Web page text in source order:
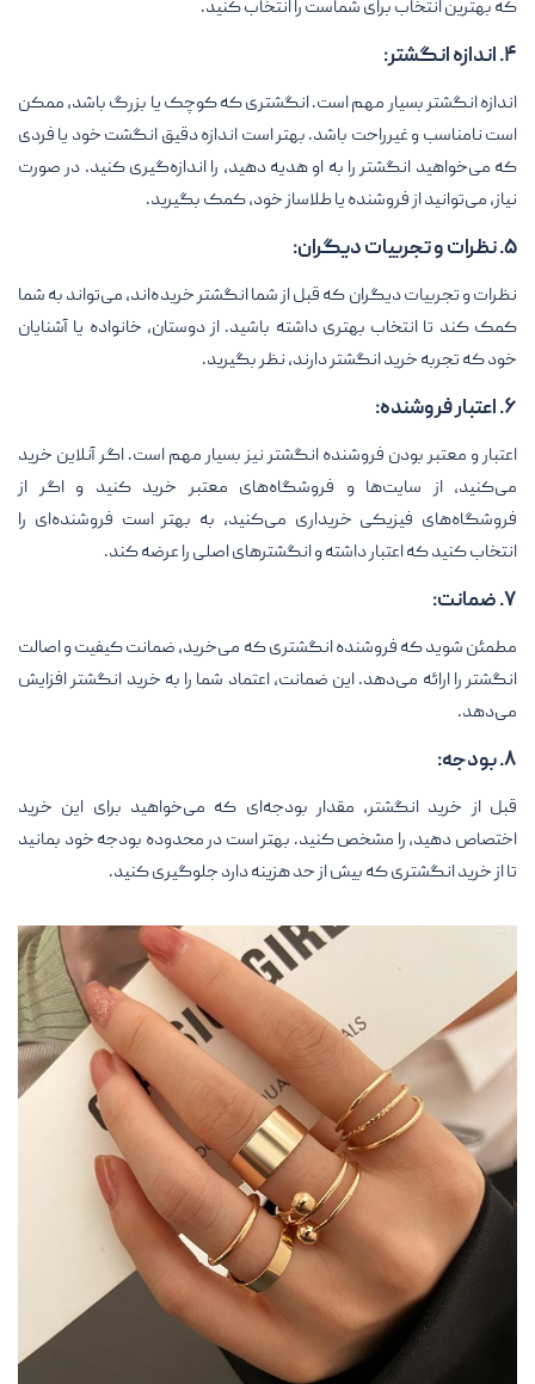
که بهترین انتخاب برای شماست را انتخاب کنید.
۴. اندازه انگشتر:
اندازه انگشتر بسیار مهم است. انگشتری که کوچک یا بزرگ باشد، ممکن
است نامناسب و غیرراحت باشد. بهتر است اندازه دقیق انگشت خود یا فردی
که می‌خواهید انگشتر را به او هدیه دهید، را اندازه‌گیری کنید. در صورت
نیاز، می‌توانید از فروشنده یا طلا‌ساز خود، کمک بگیرید.
۵. نظرات و تجربیات دیگران:
نظرات و تجربیات دیگران که قبل از شما انگشتر خریده‌اند، می‌تواند به شما
کمک کند تا انتخاب بهتری داشته باشید. از دوستان، خانواده یا آشنایان
خود که تجربه خرید انگشتر دارند، نظر بگیرید.
۶. اعتبار فروشنده:
اعتبار و معتبر بودن فروشنده انگشتر نیز بسیار مهم است. اگر آنلاین خرید
می‌کنید، از سایت‌ها و فروشگاه‌های معتبر خرید کنید و اگر از
فروشگاه‌های فیزیکی خریداری می‌کنید، به بهتر است فروشنده‌ای را
انتخاب کنید که اعتبار داشته و انگشترهای اصلی را عرضه کند.
۷. ضمانت:
مطمئن شوید که فروشنده انگشتری که می‌خرید، ضمانت کیفیت و اصالت
انگشتر را ارائه می‌دهد. این ضمانت، اعتماد شما را به خرید انگشتر افزایش
می‌دهد.
۸. بودجه:
قبل از خرید انگشتر، مقدار بودجه‌ای که می‌خواهید برای این خرید
اختصاص دهید، را مشخص کنید. بهتر است در محدوده بودجه خود بمانید
تا از خرید انگشتری که بیش از حد هزینه دارد جلوگیری کنید.